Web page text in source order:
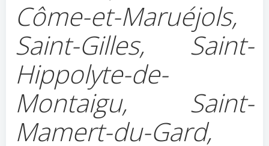
Côme-et-Maruéjols,
Saint-Gilles, Saint-
Hippolyte-de-
Montaigu, Saint-
Mamert-du-Gard,